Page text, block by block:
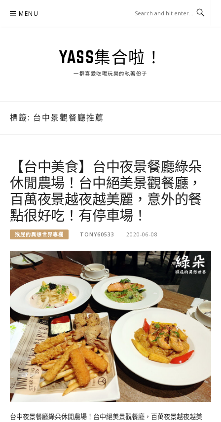
MENU
YASS集合啦！
一群喜愛吃喝玩樂的執著份子
標籤: 台中景觀餐廳推薦
【台中美食】台中夜景餐廳綠朵
休閒農場！台中絕美景觀餐廳，
百萬夜景越夜越美麗，意外的餐
點很好吃！有停車場！
猴屁的異想世界專欄 TONY60533 2020-06-08
台中夜景餐廳綠朵休閒農場！台中絕美景觀餐廳，百萬夜景越夜越美